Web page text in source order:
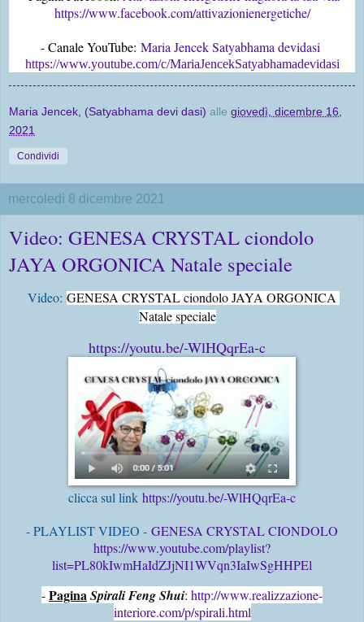
https://www.facebook.com/attivazionienergetiche/
- Canale YouTube: Maria Jencek Satyabhama devidasi
https://www.youtube.com/c/MariaJencekSatyabhamadevidasi
Maria Jencek, (Satyabhama devi dasi) alle giovedì, dicembre 16,
2021
Condividi
mercoledì 8 dicembre 2021
Video: GENESA CRYSTAL ciondolo
JAYA ORGONICA Natale speciale
Video: GENESA CRYSTAL ciondolo JAYA ORGONICA
Natale speciale
https://youtu.be/-WlHQqrEa-c
clicca sul link https://youtu.be/-WlHQqrEa-c
- PLAYLIST VIDEO - GENESA CRYSTAL CIONDOLO
https://www.youtube.com/playlist?
list=PL80kIwmHaIdZJjNI1WVqn3IaIwSgHHPEl
- PaginaSpirali Feng Shui: http://www.realizzazione-
interiore.com/p/spirali.html